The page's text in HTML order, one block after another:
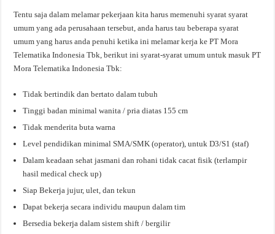
Tentu saja dalam melamar pekerjaan kita harus memenuhi syarat syarat
umum yang ada perusahaan tersebut, anda harus tau beberapa syarat
umum yang harus anda penuhi ketika ini melamar kerja ke PT Mora
Telematika Indonesia Tbk, berikut ini syarat-syarat umum untuk masuk PT
Mora Telematika Indonesia Tbk:
Tidak bertindik dan bertato dalam tubuh
Tinggi badan minimal wanita / pria diatas 155 cm
Tidak menderita buta warna
Level pendidikan minimal SMA/SMK (operator), untuk D3/S1 (staf)
Dalam keadaan sehat jasmani dan rohani tidak cacat fisik (terlampir
hasil medical check up)
Siap Bekerja jujur, ulet, dan tekun
Dapat bekerja secara individu maupun dalam tim
Bersedia bekerja dalam sistem shift / bergilir